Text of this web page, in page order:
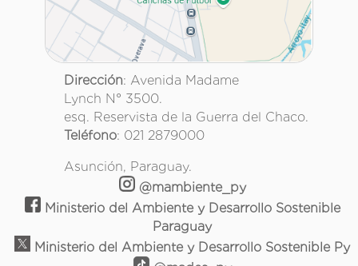
Dirección: Avenida Madame
Lynch N° 3500.
esq. Reservista de la Guerra del Chaco.
Teléfono: 021 2879000
Asunción, Paraguay.
@mambiente_py
Ministerio del Ambiente y Desarrollo Sostenible
Paraguay
Ministerio del Ambiente y Desarrollo Sostenible Py